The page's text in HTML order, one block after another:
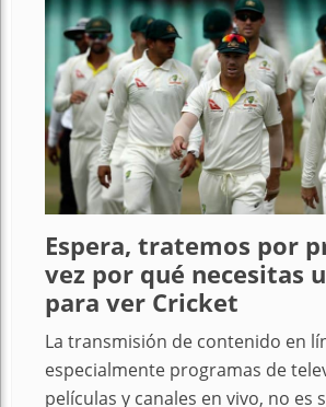
Espera, tratemos por
vez por qué necesitas
para ver Cricket
La transmisión de contenido en
especialmente programas de
películas y canales en vivo, no es